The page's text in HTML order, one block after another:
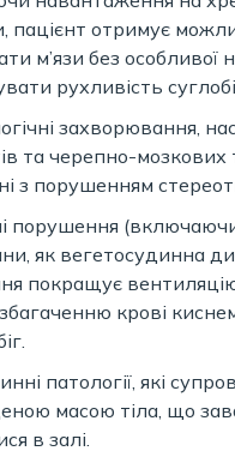
пацієнт отримує
м’язи без особливої
рухливість
захворювання,
та черепно-мозкових
з порушенням
порушення (включаючи
як вегетосудинна
покращує
крові
патології, які
масою тіла, що
в залі.